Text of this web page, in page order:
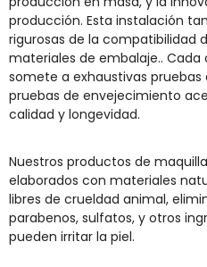
producción. Esta instalación
rigurosas de la compatibilidad
materiales de embalaje.. Cada
somete a exhaustivas pruebas
pruebas de envejecimiento
calidad y longevidad.
Nuestros productos de
elaborados con materiales
libres de crueldad animal,
parabenos, sulfatos, y otros
pueden irritar la piel.